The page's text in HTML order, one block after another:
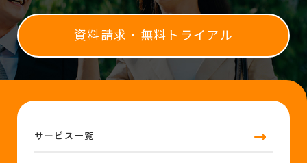
資料請求・無料トライアル
サービス一覧